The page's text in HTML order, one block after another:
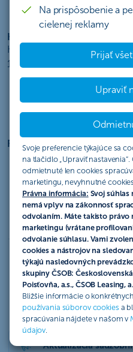
Na prispôsobenie a
cielenej reklamy
Prijať
Upraviť
Svoje preferencie týkajúce sa
na tlačidlo „Upraviť
odmietnuté len cookies
marketingu, nevyhnutné
Právna informácia: Svoj
nemá vplyv na zákonnosť
odvolaním. Máte takisto právo
marketingu (vrátane
odvolanie súhlasu. Vami
cookies a nástrojov na
týkajú nasledovných
skupiny ČSOB:
Poisťovňa, a.s., ČSOB Leasing,
Bližšie informácie o
používania súborov cookies a
spracúvania nájdete v našom v
údajov
Korporátni klienti
Klienti s obratom od
10 mil. EUR
Finančné inštitúcie
Aktualizácia